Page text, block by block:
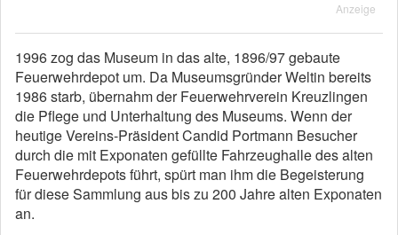
Anzeige
1996 zog das Museum in das alte, 1896/97 gebaute
Feuerwehrdepot um. Da Museumsgründer Weltin bereits
1986 starb, übernahm der Feuerwehrverein Kreuzlingen
die Pflege und Unterhaltung des Museums. Wenn der
heutige Vereins-Präsident Candid Portmann Besucher
durch die mit Exponaten gefüllte Fahrzeughalle des alten
Feuerwehrdepots führt, spürt man ihm die Begeisterung
für diese Sammlung aus bis zu 200 Jahre alten Exponaten
an.